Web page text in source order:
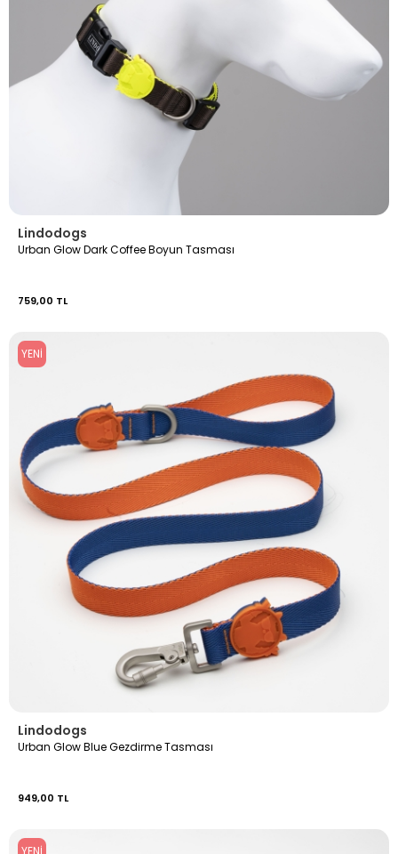
Lindodogs
Urban Glow Dark Coffee Boyun Tasması
759,00 TL
YENI
Lindodogs
Urban Glow Blue Gezdirme Tasması
949,00 TL
YENI